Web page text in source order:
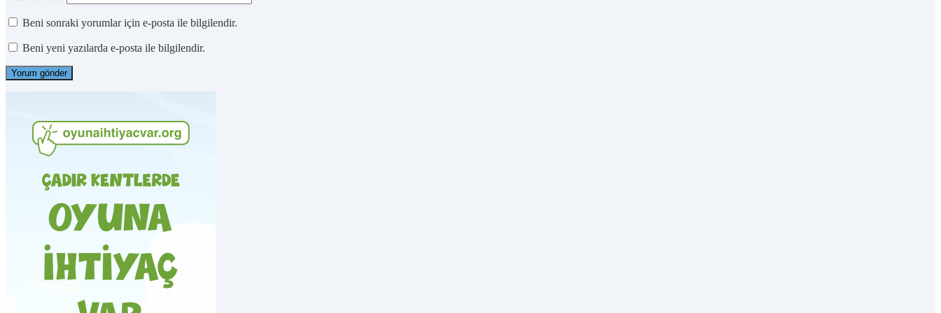
Beni sonraki yorumlar için e-posta ile bilgilendir.
Beni yeni yazılarda e-posta ile bilgilendir.